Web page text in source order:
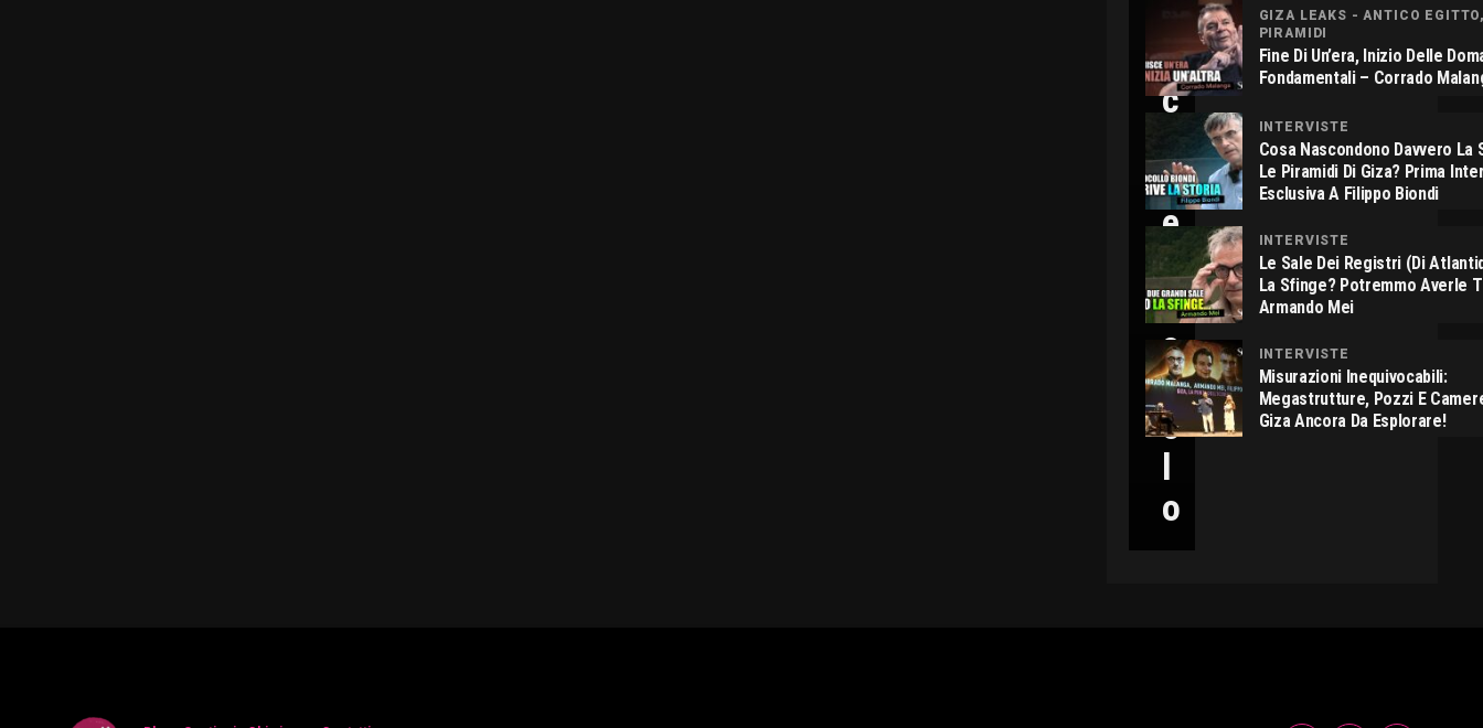
I
C
L
E
C
I
C
C
O
L
O
GIZA LEAKS - ANTICO
PIRAMIDI
Fine Di Un’era, Inizio Delle
Fondamentali – Corrado
INTERVISTE
Cosa Nascondono Davvero La
Le Piramidi Di Giza? Prima
Esclusiva A Filippo Biondi
INTERVISTE
Le Sale Dei Registri (di
La Sfinge? Potremmo Averle
Armando Mei
INTERVISTE
Misurazioni Inequivocabili:
Megastrutture, Pozzi E
Giza Ancora Da Esplorare!